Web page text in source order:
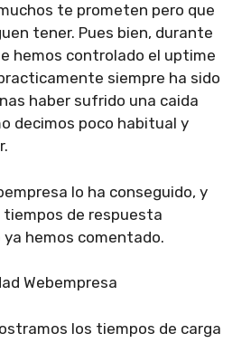
te prometen pero que
tener. Pues bien, durante
hemos controlado el uptime
siempre ha sido
haber sufrido una caida
decimos poco habitual y
lo ha conseguido, y
tiempos de respuesta
hemos comentado.
Webempresa
los tiempos de carga